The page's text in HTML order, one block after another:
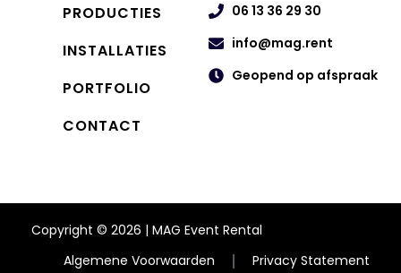
06 13 36 29 30
info@mag.rent
Geopend op afspraak
PRODUCTIES
INSTALLATIES
PORTFOLIO
CONTACT
Copyright © 2026 | MAG Event Rental
Algemene Voorwaarden
Privacy Statement